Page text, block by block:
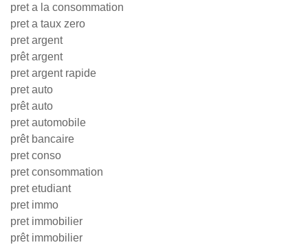
pret a la consommation
pret a taux zero
pret argent
prêt argent
pret argent rapide
pret auto
prêt auto
pret automobile
prêt bancaire
pret conso
pret consommation
pret etudiant
pret immo
pret immobilier
prêt immobilier